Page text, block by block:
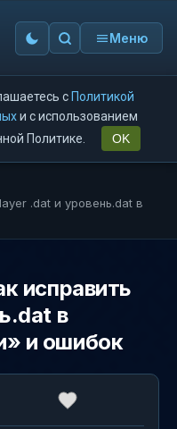
Меню
с Политикой
и с использованием
Политике.
OK
.dat и уровень.dat в
исправить
в
и ошибок